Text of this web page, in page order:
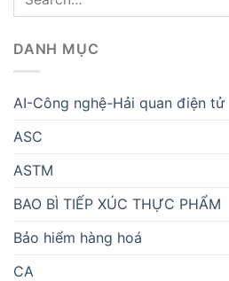
DANH MỤC
AI-Công nghệ-Hải quan điện tử
ASC
ASTM
BAO BÌ TIẾP XÚC THỰC PHẨM
Bảo hiểm hàng hoá
CA